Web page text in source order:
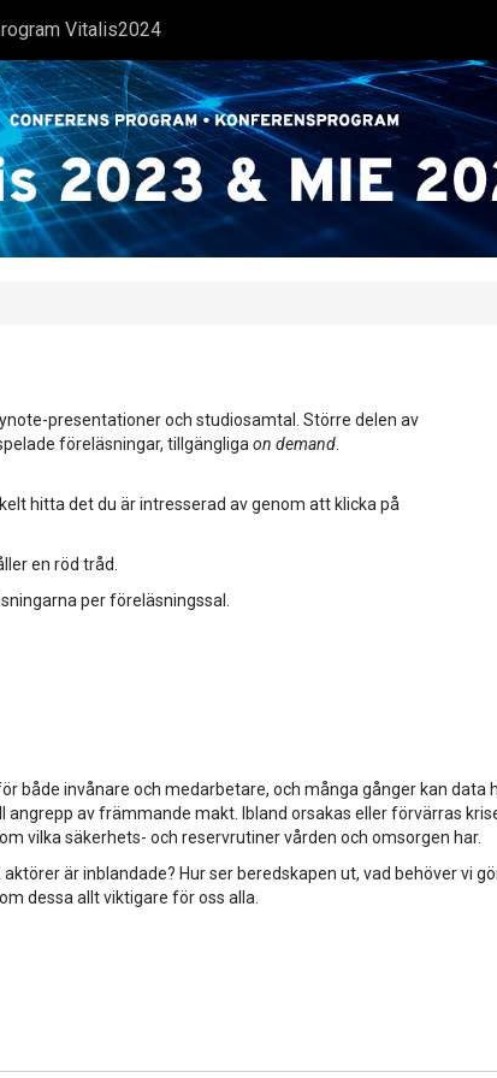
Vitalis2024
presentationer och studiosamtal. Större delen av
föreläsningar, tillgängliga on demand
hitta det du är intresserad av genom att klicka på
en röd tråd.
per föreläsningssal.
både invånare och medarbetare, och många gånger kan
av främmande makt. Ibland orsakas eller förvärras
vilka säkerhets- och reservrutiner vården och omsorgen har.
är inblandade? Hur ser beredskapen ut, vad behöver vi
dessa allt viktigare för oss alla.